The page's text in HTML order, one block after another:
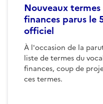
Nouveaux
finances parus le
officiel
À l'occasion de la
liste de termes du
finances, coup de
ces termes.